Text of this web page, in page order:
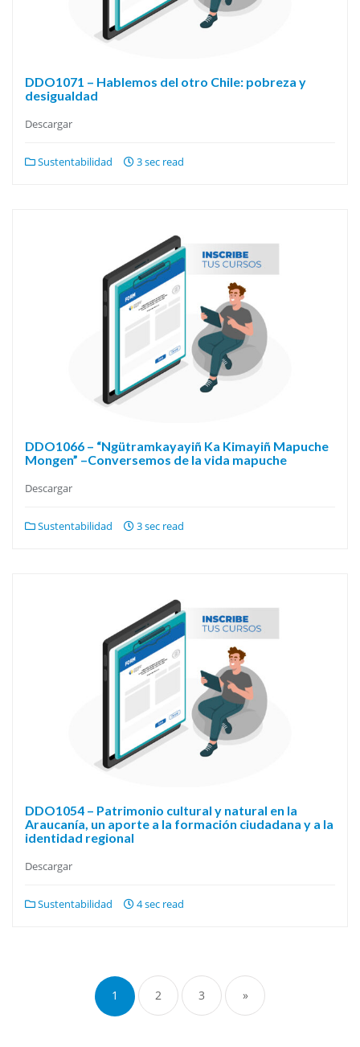
DDO1071 – Hablemos del otro Chile: pobreza y
desigualdad
Descargar
Sustentabilidad 3 sec read
DDO1066 – “Ngütramkayayiñ Ka Kimayiñ Mapuche
Mongen” –Conversemos de la vida mapuche
Descargar
Sustentabilidad 3 sec read
DDO1054 – Patrimonio cultural y natural en la
Araucanía, un aporte a la formación ciudadana y a la
identidad regional
Descargar
Sustentabilidad 4 sec read
de
entradas
1 2 3 »